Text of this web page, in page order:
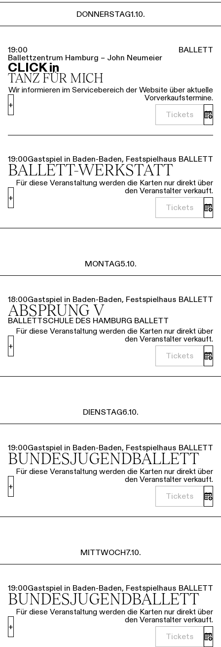
DONNERSTAG1.10.
19:00
Ballettzentrum Hamburg – John Neumeier
BALLETT
CLICK in
TANZ FÜR MICH
Wir informieren im Servicebereich der Website über aktuelle
Vorverkaufstermine.
Tickets
+
19:00Gastspiel in Baden-Baden, Festspielhaus BALLETT
BALLETT-WERKSTATT
Für diese Veranstaltung werden die Karten nur direkt über
den Veranstalter verkauft.
Tickets
+
MONTAG5.10.
18:00Gastspiel in Baden-Baden, Festspielhaus BALLETT
ABSPRUNG V
BALLETTSCHULE DES HAMBURG BALLETT
Für diese Veranstaltung werden die Karten nur direkt über
den Veranstalter verkauft.
Tickets
+
DIENSTAG6.10.
19:00Gastspiel in Baden-Baden, Festspielhaus BALLETT
BUNDESJUGENDBALLETT
Für diese Veranstaltung werden die Karten nur direkt über
den Veranstalter verkauft.
Tickets
+
MITTWOCH7.10.
19:00Gastspiel in Baden-Baden, Festspielhaus BALLETT
BUNDESJUGENDBALLETT
Für diese Veranstaltung werden die Karten nur direkt über
den Veranstalter verkauft.
Tickets
+